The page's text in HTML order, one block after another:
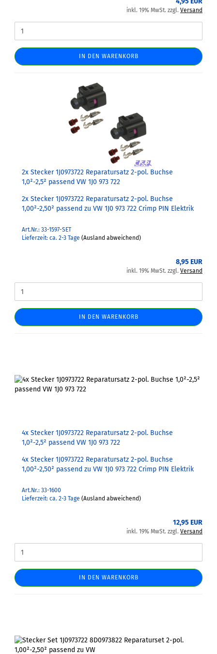
inkl. 19% MwSt. zzgl. Versand
IN DEN WARENKORB
2x Stecker 1J0973722 Reparatursatz 2-pol. Buchse
1,0²-2,5² passend VW 1J0 973 722
2x Stecker 1J0973722 Reparatursatz 2-pol. Buchse
1,00²-2,50² passend zu VW 1J0 973 722 Crimp PIN Elektrik
Art.Nr.: 33-1597-SET
Lieferzeit: ca. 2-3 Tage (Ausland abweichend)
8,95 EUR
inkl. 19% MwSt. zzgl. Versand
IN DEN WARENKORB
4x Stecker 1J0973722 Reparatursatz 2-pol. Buchse
1,0²-2,5² passend VW 1J0 973 722
4x Stecker 1J0973722 Reparatursatz 2-pol. Buchse
1,00²-2,50² passend zu VW 1J0 973 722 Crimp PIN Elektrik
Art.Nr.: 33-1600
Lieferzeit: ca. 2-3 Tage (Ausland abweichend)
12,95 EUR
inkl. 19% MwSt. zzgl. Versand
IN DEN WARENKORB